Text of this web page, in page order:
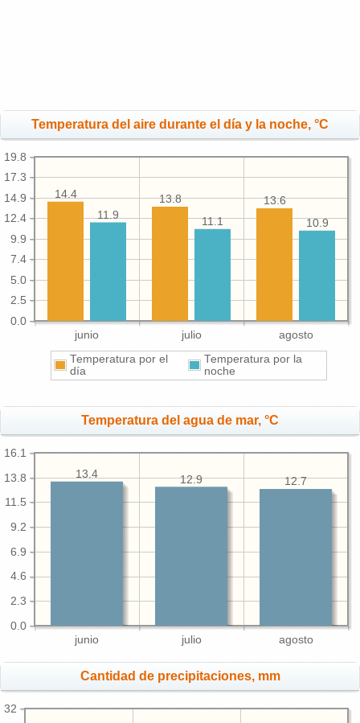
Temperatura del aire durante el día y la noche, °C
junio julio agosto
0.0
2.5
5.0
7.4
9.9
12.4
14.9
17.3
19.8
13.6
13.8
14.4
10.9
11.1
11.9
Temperatura por el
día
Temperatura por la
noche
Temperatura del agua de mar, °C
junio julio agosto
0.0
2.3
4.6
6.9
9.2
11.5
13.8
16.1
12.7
12.9
13.4
Cantidad de precipitaciones, mm
32